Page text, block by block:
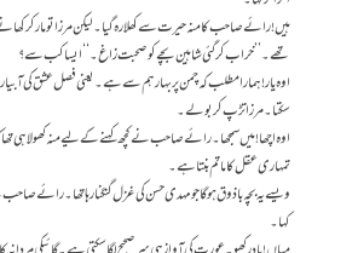
ہیں! رائے صاحب کا منہ حیرت سے کھلا رہ گیا۔ لیکن مرزا تو مار کر
تھے۔’’خراب کر گئی شاہین بچے کو صحبت زاغ۔‘‘ ایسا کب سے؟
اوہ یار! ہمارا مطلب کہ چمن پر بہار ہم سے ہے۔ یعنی فصل عشق کی
سکتا۔ مرزا تڑپ کر بولے۔
اوہ اچھا! میں سمجھا۔ رائے صاحب نے کچھ کہنے کے لیے منہ کھولا ہی
تمہاری عقل کا ماتم بنتا ہے۔
ویسے یہ بچہ باذوق ہوگا جو مہدی حسن کی غزل گنگنا رہا تھا۔ رائے
کہا۔